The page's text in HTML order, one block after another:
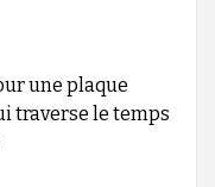
une plaque
traverse le temps